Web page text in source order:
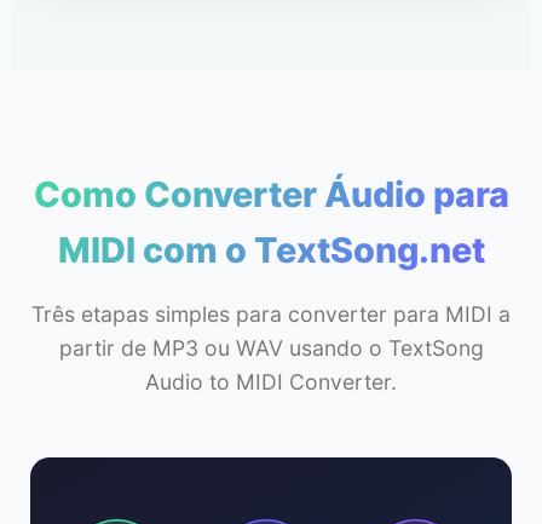
Como Converter Áudio para
MIDI com o TextSong.net
Três etapas simples para converter para MIDI a
partir de MP3 ou WAV usando o TextSong
Audio to MIDI Converter.